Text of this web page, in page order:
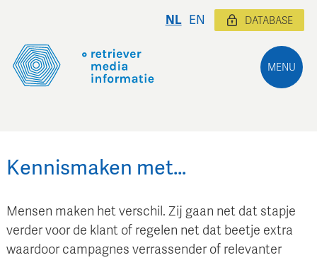
MENU
NL EN DATABASE
Kennismaken met…
Mensen maken het verschil. Zij gaan net dat stapje
verder voor de klant of regelen net dat beetje extra
waardoor campagnes verrassender of relevanter